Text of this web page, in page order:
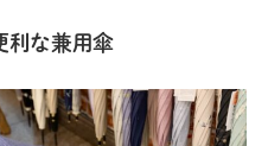
利な兼用傘